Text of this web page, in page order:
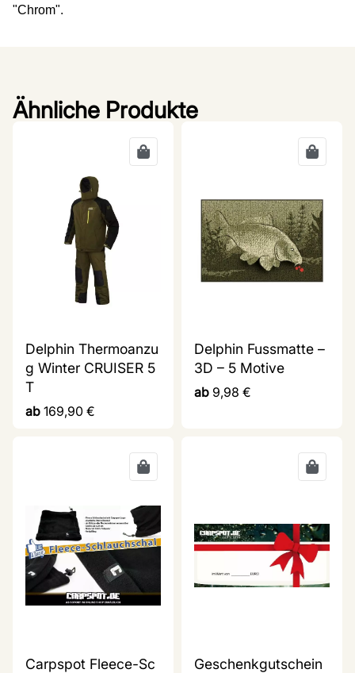
"Chrom".
Ähnliche Produkte
Delphin Thermoanzu
g Winter CRUISER 5
T
ab 169,90 €
Delphin Fussmatte –
3D – 5 Motive
ab 9,98 €
Carpspot Fleece-Sc
Geschenkgutschein